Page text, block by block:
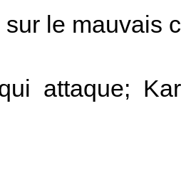
le mauvais
attaque;